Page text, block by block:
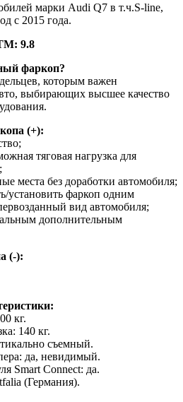
марки Audi Q7 в т.ч.S-line,
с 2015 года.
9.8
фаркоп?
которым важен
выбирающих высшее качество
(+):
тяговая нагрузка для
места без доработки автомобиля;
установить фаркоп одним
вид автомобиля;
дополнительным
(-):
кг.
140 кг.
съемный.
да, невидимый.
Smart Connect: да.
(Германия).